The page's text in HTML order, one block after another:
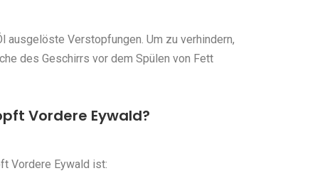
Verstopfungen. Um zu verhindern,
des Geschirrs vor dem Spülen von Fett
Vordere Eywald?
Vordere Eywald ist: